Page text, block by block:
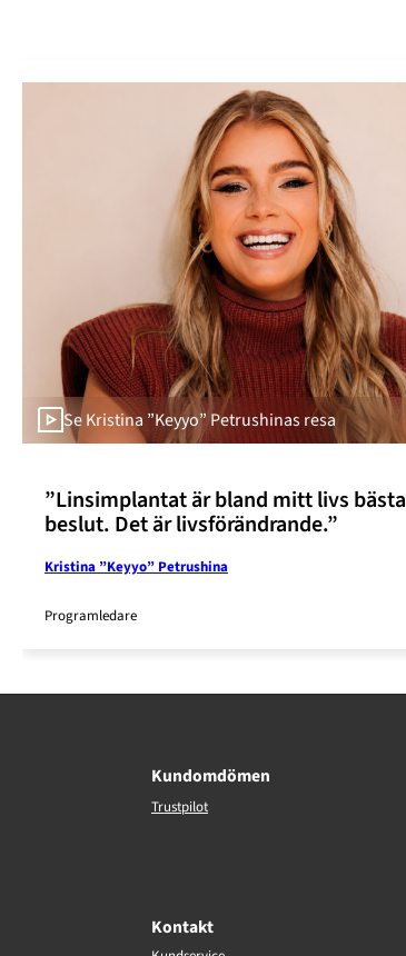
Se Kristina ”Keyyo” Petrushinas resa
”Linsimplantat är bland mitt livs bästa
beslut. Det är livsförändrande.”
Kristina ”Keyyo” Petrushina
Programledare
Kundomdömen
Trustpilot
Kontakt